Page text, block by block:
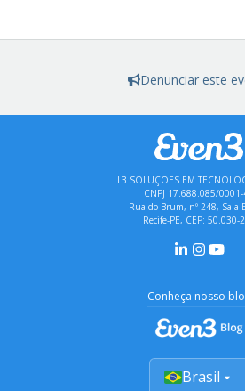
Denunciar este
L3 SOLUÇÕES EM
CNPJ 17.688.085/0001-
Rua do Brum, nº 248, Sala
Recife-PE, CEP: 50.030-
Conheça nosso
Brasil